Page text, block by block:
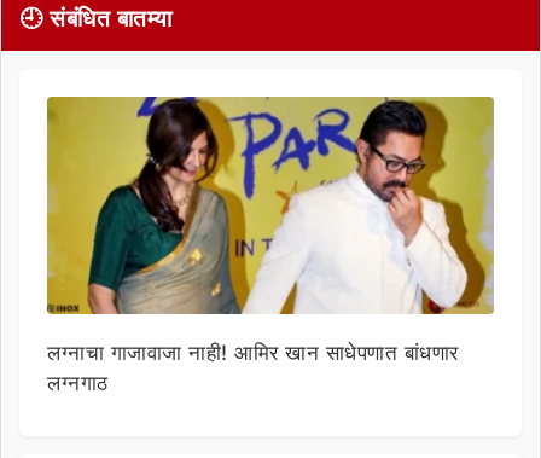
🕘 संबंधित बातम्या
लग्नाचा गाजावाजा नाही! आमिर खान साधेपणात बांधणार
लग्नगाठ